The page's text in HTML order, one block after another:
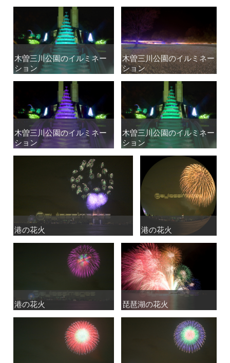
木曽三川公園のイルミネー
ション
木曽三川公園のイルミネー
ション
木曽三川公園のイルミネー
ション
木曽三川公園のイルミネー
ション
木曽三川公園のイルミネー
ション
木曽三川公園のイルミネー
ション
木曽三川公園のイルミネー
ション
木曽三川公園のイルミネー
ション
港の花火
港の花火 港の花火
港の花火
港の花火
港の花火 琵琶湖の花火
琵琶湖の花火